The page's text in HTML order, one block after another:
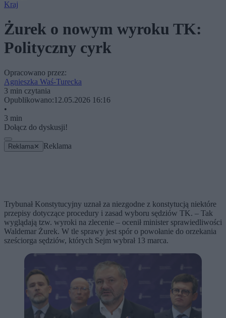
Kraj
Żurek o nowym wyroku TK:
Polityczny cyrk
Opracowano przez:
Agnieszka Waś-Turecka
3 min czytania
Opublikowano:12.05.2026 16:16
•
3 min
Dołącz do dyskusji!
Reklama ✕ Reklama
Trybunał Konstytucyjny uznał za niezgodne z konstytucją niektóre
przepisy dotyczące procedury i zasad wyboru sędziów TK. – Tak
wyglądają tzw. wyroki na zlecenie – ocenił minister sprawiedliwości
Waldemar Żurek. W tle sprawy jest spór o powołanie do orzekania
sześciorga sędziów, których Sejm wybrał 13 marca.